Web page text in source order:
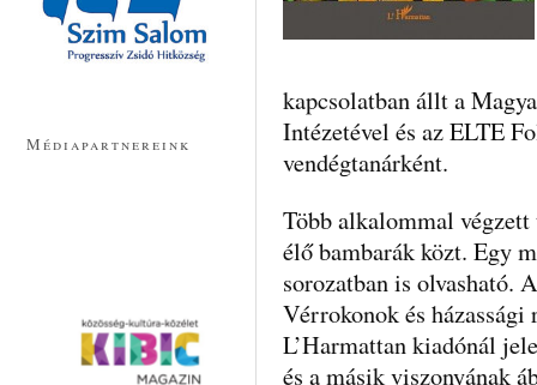
kapcsolatban állt a
Intézetével és az ELTE
vendégtanárként.
Több alkalommal
élő bambarák közt. Egy
sorozatban is olvasható.
Vérrokonok és
L’Harmattan kiadónál
és a másik viszonyának
Médiapartnereink